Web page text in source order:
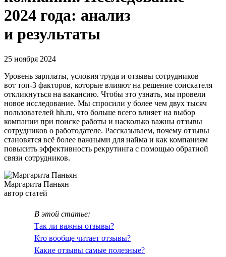
2024 года: анализ
и результаты
25 ноября 2024
Уровень зарплаты, условия труда и отзывы сотрудников —
вот топ-3 факторов, которые влияют на решение соискателя
откликнуться на вакансию. Чтобы это узнать, мы провели
новое исследование. Мы спросили у более чем двух тысяч
пользователей hh.ru, что больше всего влияет на выбор
компании при поиске работы и насколько важны отзывы
сотрудников о работодателе. Рассказываем, почему отзывы
становятся всё более важными для найма и как компаниям
повысить эффективность рекрутинга с помощью обратной
связи сотрудников.
Маргарита Паньян
автор статей
В этой статье:
Так ли важны отзывы?
Кто вообще читает отзывы?
Какие отзывы самые полезные?